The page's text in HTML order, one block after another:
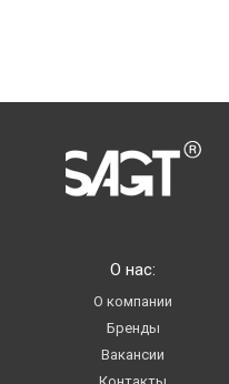
О нас:
О компании
Бренды
Вакансии